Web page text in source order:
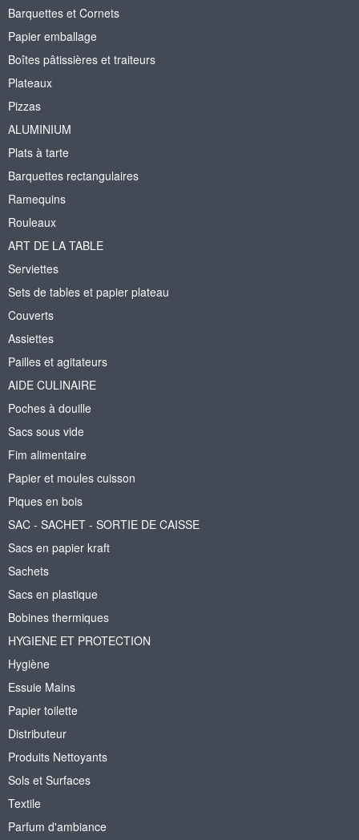
Barquettes et Cornets
Papier emballage
Boîtes pâtissières et traiteurs
Plateaux
Pizzas
ALUMINIUM
Plats à tarte
Barquettes rectangulaires
Ramequins
Rouleaux
ART DE LA TABLE
Serviettes
Sets de tables et papier plateau
Couverts
Assiettes
Pailles et agitateurs
AIDE CULINAIRE
Poches à douille
Sacs sous vide
Fim alimentaire
Papier et moules cuisson
Piques en bois
SAC - SACHET - SORTIE DE CAISSE
Sacs en papier kraft
Sachets
Sacs en plastique
Bobines thermiques
HYGIENE ET PROTECTION
Hygiène
Essuie Mains
Papier toilette
Distributeur
Produits Nettoyants
Sols et Surfaces
Textile
Parfum d'ambiance